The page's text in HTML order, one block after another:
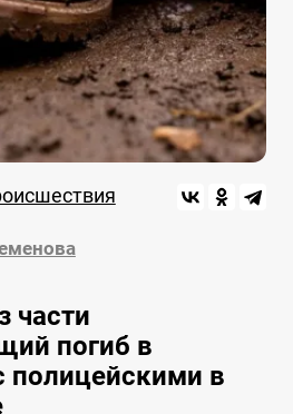
части
погиб в
полицейскими в